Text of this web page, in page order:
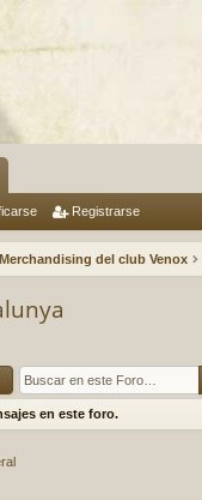
Registrarse
Merchandising del club Venox
en este foro.